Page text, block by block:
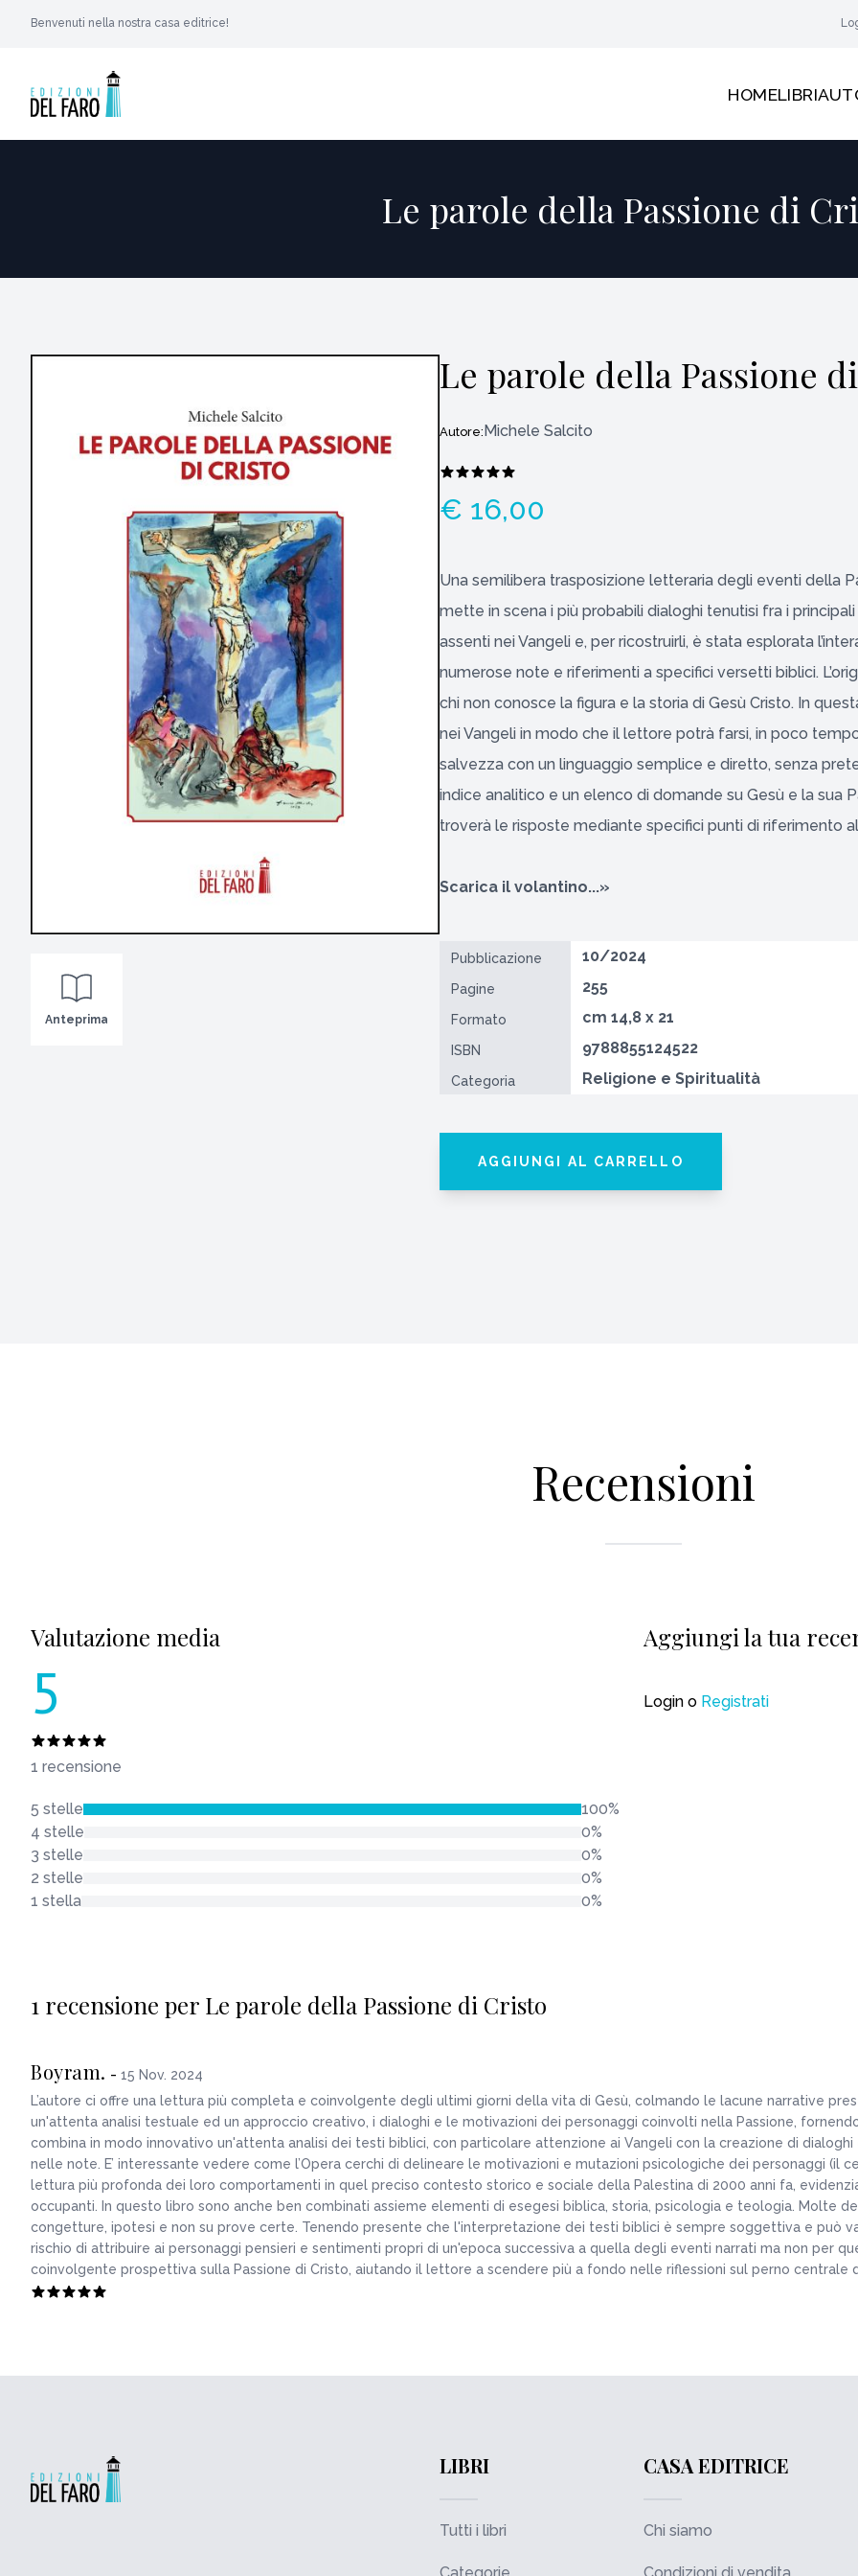
Benvenuti nella nostra casa editrice!
HOMELIBRI
Le parole della Passione di
Anteprima
Le parole della Passione
Autore:Michele Salcito
€ 16,00
Una semilibera trasposizione letteraria degli eventi della
mette in scena i più probabili dialoghi tenutisi fra i
assenti nei Vangeli e, per ricostruirli, è stata esplorata
numerose note e riferimenti a specifici versetti biblici.
chi non conosce la figura e la storia di Gesù Cristo. In
nei Vangeli in modo che il lettore potrà farsi, in poco
salvezza con un linguaggio semplice e diretto, senza
indice analitico e un elenco di domande su Gesù e la sua
troverà le risposte mediante specifici punti di riferimento
Scarica il volantino...»
Pubblicazione 10/2024
Pagine 255
Formato cm 14,8 x 21
ISBN 9788855124522
Categoria Religione e Spiritualità
AGGIUNGI AL CARRELLO
Recensioni
Valutazione media
5
1 recensione
5 stelle
100%
4 stelle
0%
3 stelle
0%
2 stelle
0%
1 stella
0%
Aggiungi la tua
Login o Registrati
1 recensione per Le parole della Passione di Cristo
Boyram. - 15 Nov. 2024
L’autore ci offre una lettura più completa e coinvolgente degli ultimi giorni della vita di Gesù, colmando le lacune narrative
un'attenta analisi testuale ed un approccio creativo, i dialoghi e le motivazioni dei personaggi coinvolti nella Passione,
combina in modo innovativo un'attenta analisi dei testi biblici, con particolare attenzione ai Vangeli con la creazione di
nelle note. E’ interessante vedere come l’Opera cerchi di delineare le motivazioni e mutazioni psicologiche dei personaggi (il
lettura più profonda dei loro comportamenti in quel preciso contesto storico e sociale della Palestina di 2000 anni fa,
occupanti. In questo libro sono anche ben combinati assieme elementi di esegesi biblica, storia, psicologia e teologia. Molte
congetture, ipotesi e non su prove certe. Tenendo presente che l'interpretazione dei testi biblici è sempre soggettiva e può
rischio di attribuire ai personaggi pensieri e sentimenti propri di un'epoca successiva a quella degli eventi narrati ma non per
coinvolgente prospettiva sulla Passione di Cristo, aiutando il lettore a scendere più a fondo nelle riflessioni sul perno centrale
LIBRI
Tutti i libri
CASA EDITRICE
Chi siamo